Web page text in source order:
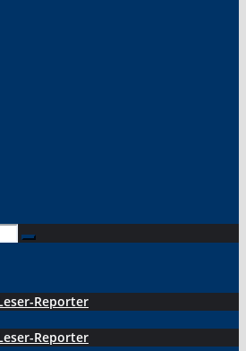
Reporter
Reporter